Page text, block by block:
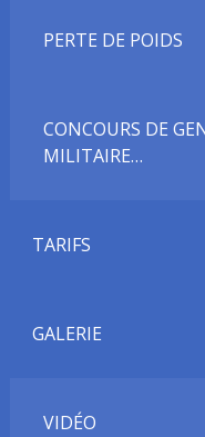
PERTE DE POIDS
CONCOURS DE
MILITAIRE…
TARIFS
GALERIE
VIDÉO